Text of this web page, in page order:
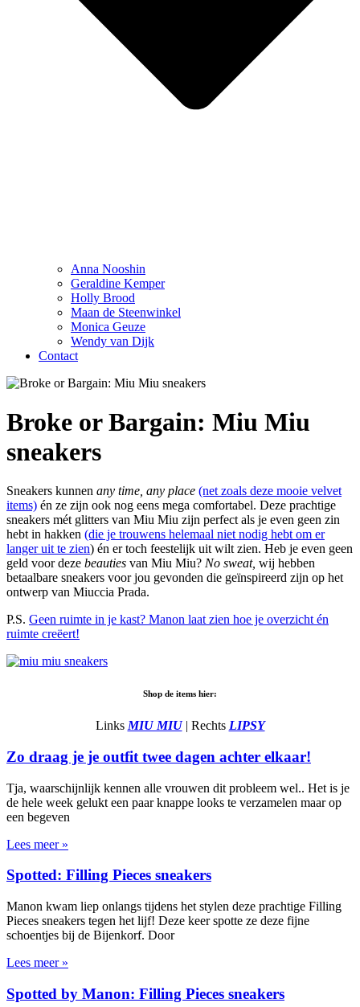
Anna Nooshin
Geraldine Kemper
Holly Brood
Maan de Steenwinkel
Monica Geuze
Wendy van Dijk
Contact
Broke or Bargain: Miu Miu
sneakers
Sneakers kunnen any time, any place (net zoals deze mooie velvet
items) én ze zijn ook nog eens mega comfortabel. Deze prachtige
sneakers mét glitters van Miu Miu zijn perfect als je even geen zin
hebt in hakken (die je trouwens helemaal niet nodig hebt om er
langer uit te zien) én er toch feestelijk uit wilt zien. Heb je even geen
geld voor deze beauties van Miu Miu? No sweat, wij hebben
betaalbare sneakers voor jou gevonden die geïnspireerd zijn op het
ontwerp van Miuccia Prada.
P.S. Geen ruimte in je kast? Manon laat zien hoe je overzicht én
ruimte creëert!
Shop de items hier:
Links MIU MIU| Rechts LIPSY
Zo draag je je outfit twee dagen achter elkaar!
Tja, waarschijnlijk kennen alle vrouwen dit probleem wel.. Het is je
de hele week gelukt een paar knappe looks te verzamelen maar op
een begeven
Lees meer »
Spotted: Filling Pieces sneakers
Manon kwam liep onlangs tijdens het stylen deze prachtige Filling
Pieces sneakers tegen het lijf! Deze keer spotte ze deze fijne
schoentjes bij de Bijenkorf. Door
Lees meer »
Spotted by Manon: Filling Pieces sneakers